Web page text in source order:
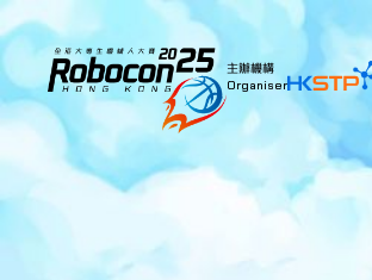
主辦機構
Organiser